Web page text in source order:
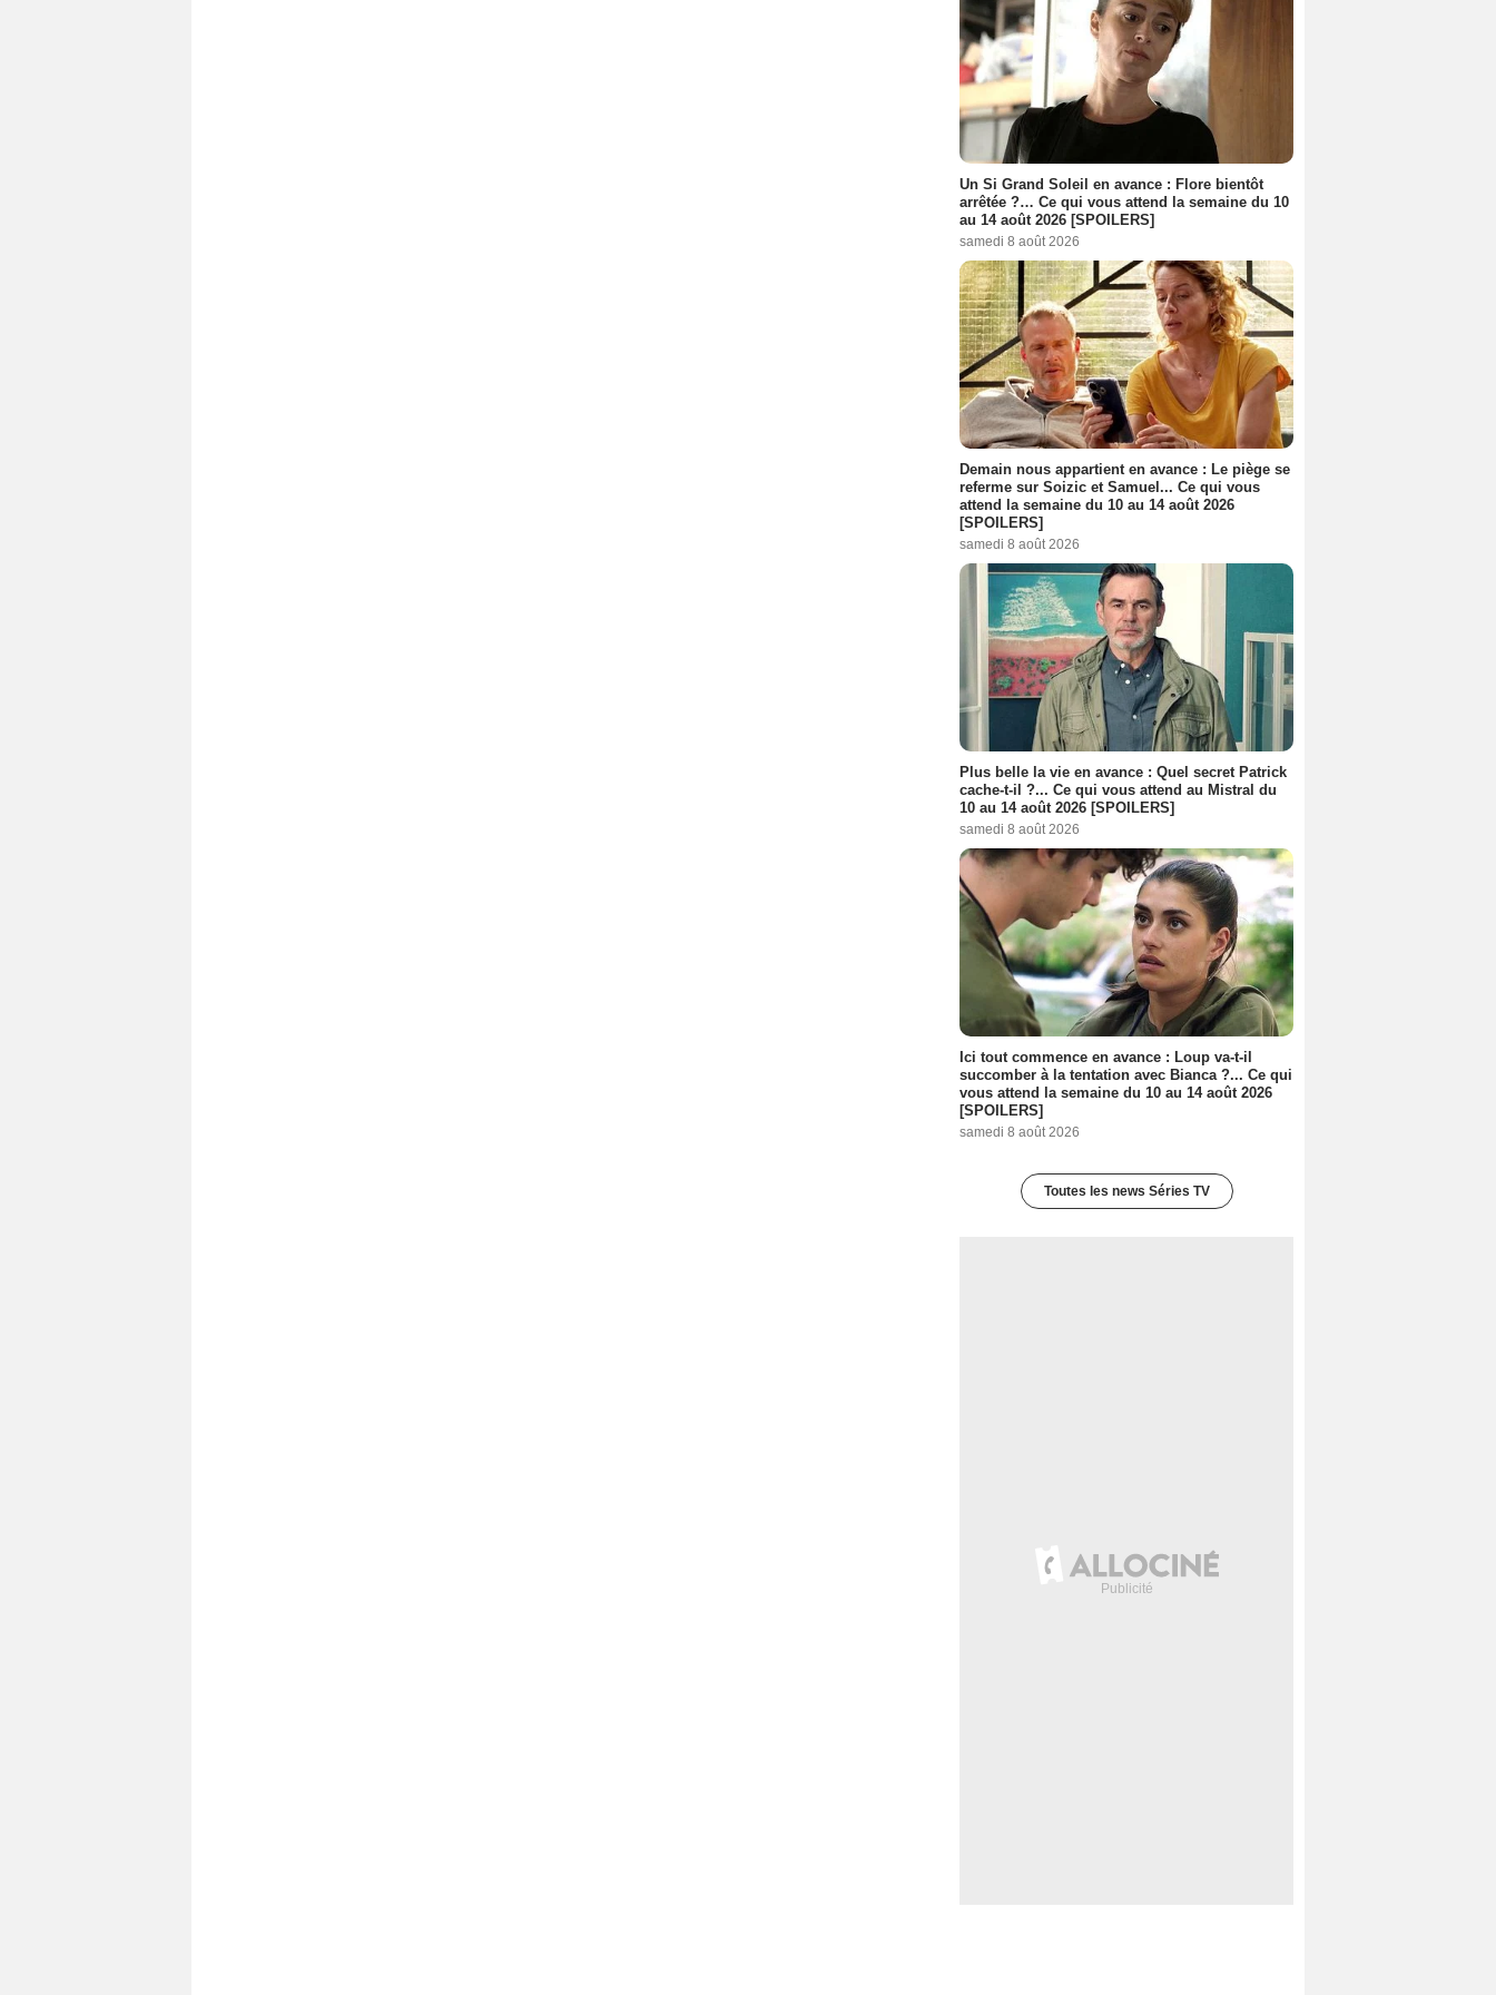
Un Si Grand Soleil en avance : Flore bientôt
arrêtée ?… Ce qui vous attend la semaine du 10
au 14 août 2026 [SPOILERS]
samedi 8 août 2026
Demain nous appartient en avance : Le piège se
referme sur Soizic et Samuel... Ce qui vous
attend la semaine du 10 au 14 août 2026
[SPOILERS]
samedi 8 août 2026
Plus belle la vie en avance : Quel secret Patrick
cache-t-il ?... Ce qui vous attend au Mistral du
10 au 14 août 2026 [SPOILERS]
samedi 8 août 2026
Ici tout commence en avance : Loup va-t-il
succomber à la tentation avec Bianca ?... Ce qui
vous attend la semaine du 10 au 14 août 2026
[SPOILERS]
samedi 8 août 2026
Toutes les news Séries TV